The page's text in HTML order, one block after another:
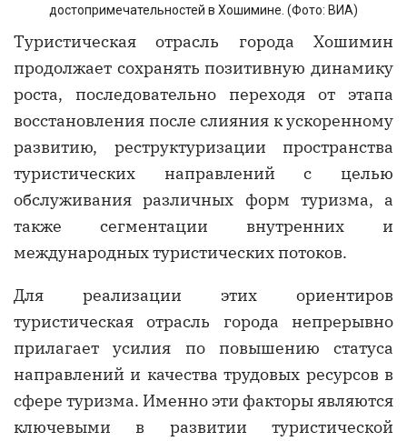
достопримечательностей в Хошимине. (Фото: ВИА)
Туристическая отрасль города Хошимин
продолжает сохранять позитивную динамику
роста, последовательно переходя от этапа
восстановления после слияния к ускоренному
развитию, реструктуризации пространства
туристических направлений с целью
обслуживания различных форм туризма, а
также сегментации внутренних и
международных туристических потоков.
Для реализации этих ориентиров
туристическая отрасль города непрерывно
прилагает усилия по повышению статуса
направлений и качества трудовых ресурсов в
сфере туризма. Именно эти факторы являются
ключевыми в развитии туристической